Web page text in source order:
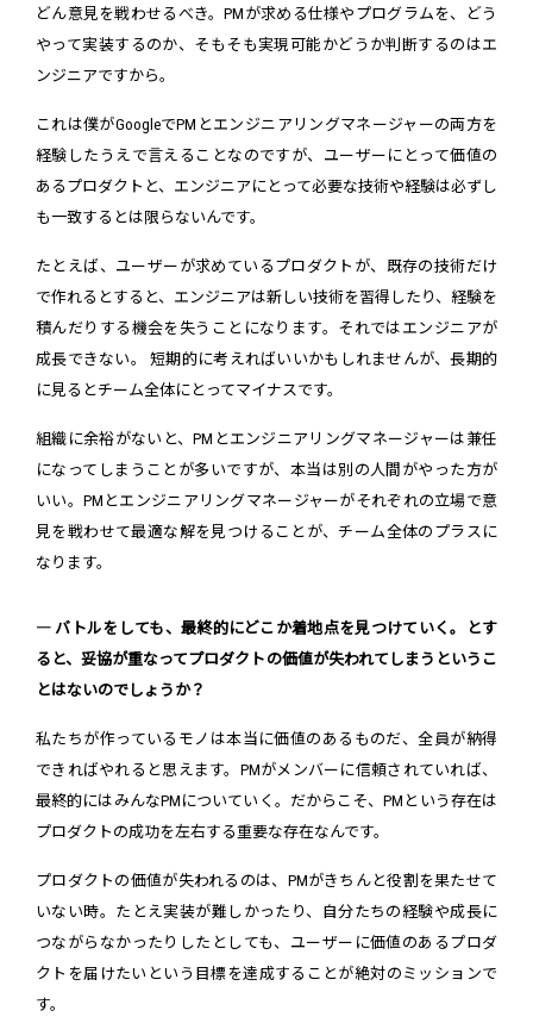
どん意見を戦わせるべき。PMが求める仕様やプログラムを、どう
やって実装するのか、そもそも実現可能かどうか判断するのはエ
ンジニアですから。
これは僕がGoogleでPMとエンジニアリングマネージャーの両方を
経験したうえで言えることなのですが、ユーザーにとって価値の
あるプロダクトと、エンジニアにとって必要な技術や経験は必ずし
も一致するとは限らないんです。
たとえば、ユーザーが求めているプロダクトが、既存の技術だけ
で作れるとすると、エンジニアは新しい技術を習得したり、経験を
積んだりする機会を失うことになります。それではエンジニアが
成長できない。 短期的に考えればいいかもしれませんが、長期的
に見るとチーム全体にとってマイナスです。
組織に余裕がないと、PMとエンジニアリングマネージャーは兼任
になってしまうことが多いですが、本当は別の人間がやった方が
いい。PMとエンジニアリングマネージャーがそれぞれの立場で意
見を戦わせて最適な解を見つけることが、チーム全体のプラスに
なります。
― バトルをしても、最終的にどこか着地点を見つけていく。とす
ると、妥協が重なってプロダクトの価値が失われてしまうというこ
とはないのでしょうか？
私たちが作っているモノは本当に価値のあるものだ、全員が納得
できればやれると思えます。PMがメンバーに信頼されていれば、
最終的にはみんなPMについていく。だからこそ、PMという存在は
プロダクトの成功を左右する重要な存在なんです。
プロダクトの価値が失われるのは、PMがきちんと役割を果たせて
いない時。たとえ実装が難しかったり、自分たちの経験や成長に
つながらなかったりしたとしても、ユーザーに価値のあるプロダ
クトを届けたいという目標を達成することが絶対のミッションで
す。